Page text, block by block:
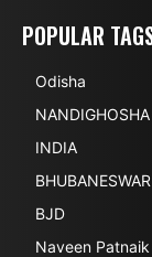
POPULAR
Odisha
INDIA
BHUBANESWAR
BJD
Naveen Patnaik